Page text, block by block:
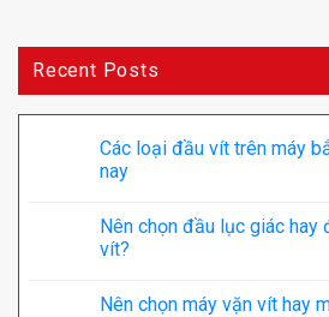
Recent Posts
Các loại đầu vít trên máy
nay
Nên chọn đầu lục giác hay
vít?
Nên chọn máy vặn vít hay